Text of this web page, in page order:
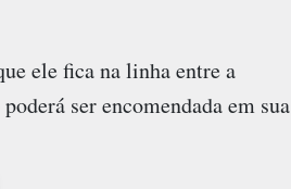
ele fica na linha entre a
ser encomendada em sua